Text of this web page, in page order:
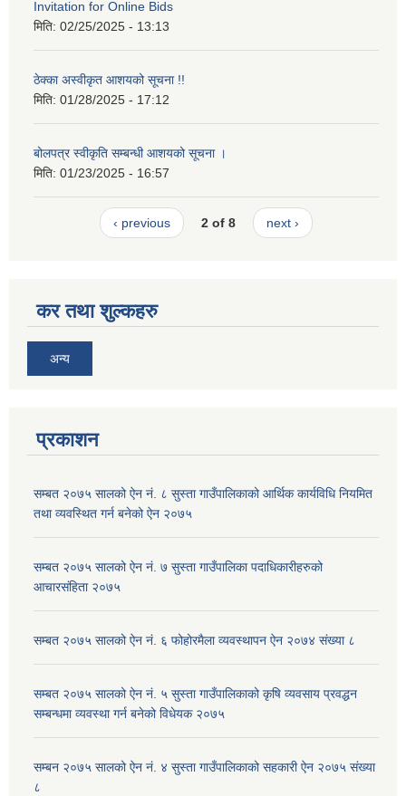
Invitation for Online Bids
मिति: 02/25/2025 - 13:13
ठेक्का अस्वीकृत आशयको सूचना !!
मिति: 01/28/2025 - 17:12
बोलपत्र स्वीकृति सम्बन्धी आशयको सूचना ।
मिति: 01/23/2025 - 16:57
‹ previous 2 of 8 next ›
कर तथा शुल्कहरु
अन्य
प्रकाशन
सम्बत २०७५ सालको ऐन नं. ८ सुस्ता गाउँपालिकाको आर्थिक कार्यविधि नियमित
तथा व्यवस्थित गर्न बनेको ऐन २०७५
सम्बत २०७५ सालको ऐन नं. ७ सुस्ता गाउँपालिका पदाधिकारीहरुको
आचारसंहिता २०७५
सम्बत २०७५ सालको ऐन नं. ६ फोहोरमैला व्यवस्थापन ऐन २०७४ संख्या ८
सम्बत २०७५ सालको ऐन नं. ५ सुस्ता गाउँपालिकाको कृषि व्यवसाय प्रवद्धन
सम्बन्धमा व्यवस्था गर्न बनेको विधेयक २०७५
सम्बन २०७५ सालको ऐन नं. ४ सुस्ता गाउँपालिकाको सहकारी ऐन २०७५ संख्या
८